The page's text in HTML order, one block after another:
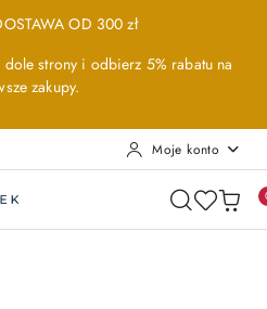
OD 300 zł
strony i odbierz 5% rabatu na
zakupy.
Moje konto